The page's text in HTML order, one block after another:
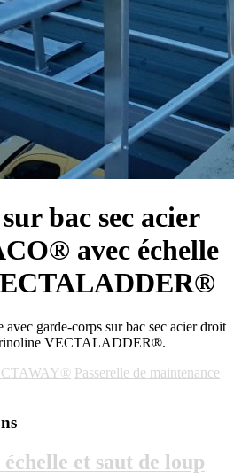
bac sec acier
avec échelle
garde-corps sur bac sec acier droit
VECTALADDER®.
Passerelle de maintenance
et saut de loup